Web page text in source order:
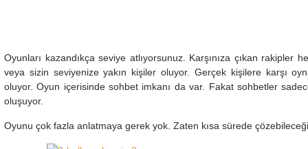
Oyunları kazandıkça seviye atlıyorsunuz. Karşınıza çıkan rakipler
veya sizin seviyenize yakın kişiler oluyor. Gerçek kişilere karşı
oluyor. Oyun içerisinde sohbet imkanı da var. Fakat sohbetler
oluşuyor.
Oyunu çok fazla anlatmaya gerek yok. Zaten kısa sürede